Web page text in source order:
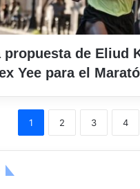
propuesta de Eliud
Yee para el
1 2 3 4